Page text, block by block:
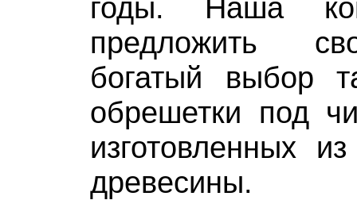
годы. Наша
предложить
богатый выбор
обрешетки под
изготовленных
древесины.